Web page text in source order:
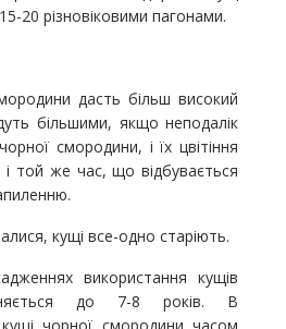
20 різновіковими пагонами.
дасть більш високий
більшими, якщо неподалік
смородини, і їх цвітіння
і той же час, що відбувається
кущі все-одно старіють.
використання кущів
до 7-8 років. В
чорної смородини часом